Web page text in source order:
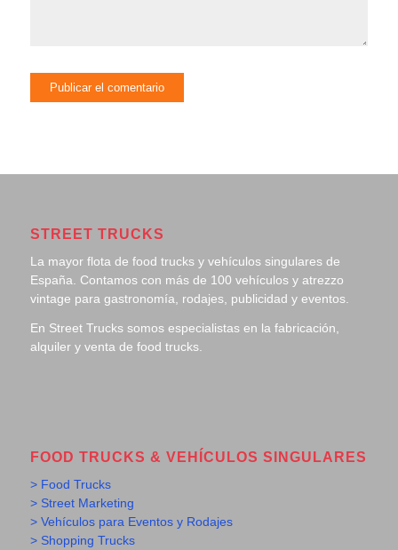
STREET TRUCKS
La mayor flota de food trucks y vehículos singulares de
España. Contamos con más de 100 vehículos y atrezzo
vintage para gastronomía, rodajes, publicidad y eventos.
En Street Trucks somos especialistas en la fabricación,
alquiler y venta de food trucks.
FOOD TRUCKS & VEHÍCULOS SINGULARES
> Food Trucks
> Street Marketing
> Vehículos para Eventos y Rodajes
> Shopping Trucks